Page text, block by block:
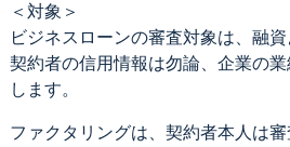
＜対象＞
ビジネスローンの審査対象は、融資
契約者の信用情報は勿論、企業の
します。
ファクタリングは、契約者本人は